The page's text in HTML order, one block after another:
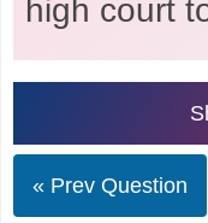
high court
« Prev Question